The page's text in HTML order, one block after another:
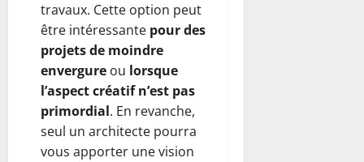
travaux. Cette option peut
être intéressante pour des
projets de moindre
envergure ou lorsque
l’aspect créatif n’est pas
primordial. En revanche,
seul un architecte pourra
vous apporter une vision